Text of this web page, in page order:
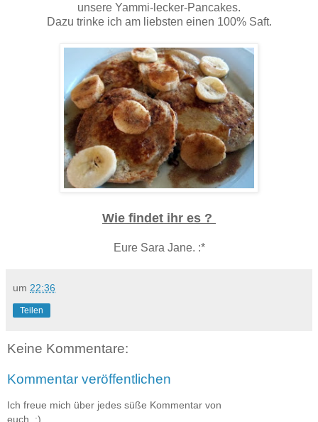
unsere Yammi-lecker-Pancakes.
Dazu trinke ich am liebsten einen 100% Saft.
Wie findet ihr es ?
Eure Sara Jane. :*
um 22:36
Teilen
Keine Kommentare:
Kommentar veröffentlichen
Ich freue mich über jedes süße Kommentar von
euch. :)